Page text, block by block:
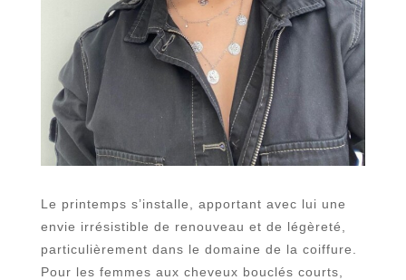
Le printemps s’installe, apportant avec lui une
envie irrésistible de renouveau et de légèreté,
particulièrement dans le domaine de la coiffure.
Pour les femmes aux cheveux bouclés courts,